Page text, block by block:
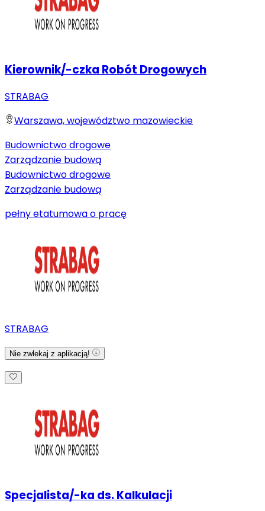
Kierownik/-czka Robót Drogowych
STRABAG
Warszawa, województwo mazowieckie
Budownictwo drogowe
Zarządzanie budową
Budownictwo drogowe
Zarządzanie budową
pełny etatumowa o pracę
STRABAG
Nie zwlekaj z aplikacją!
Specjalista/-ka ds. Kalkulacji